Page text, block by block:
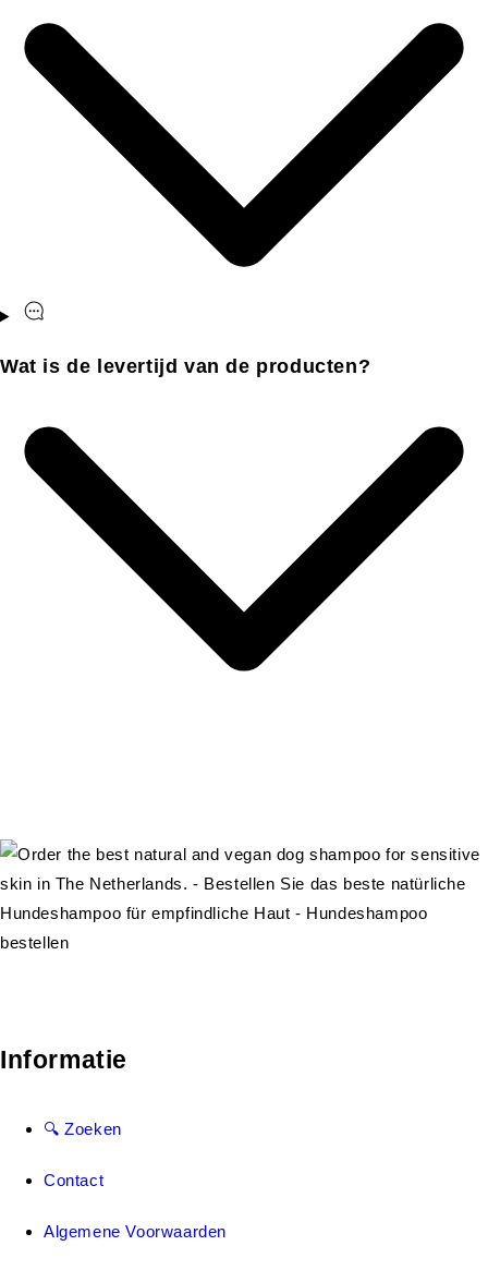
Wat is de levertijd van de producten?
Informatie
🔍 Zoeken
Contact
Algemene Voorwaarden